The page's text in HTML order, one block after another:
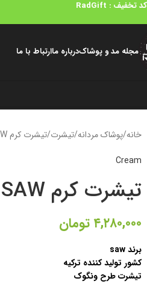
کد تخفیف : RadGift
مجله مد و پوشاکدرباره ماارتباط با ما
خانه پوشاک مردانه تیشرت تیشرت کرم SAW
Cream
تیشرت کرم SAW
۴,۲۸۰,۰۰۰ تومان
برند saw
کشور تولید کننده ترکیه
تیشرت طرح ونگوک